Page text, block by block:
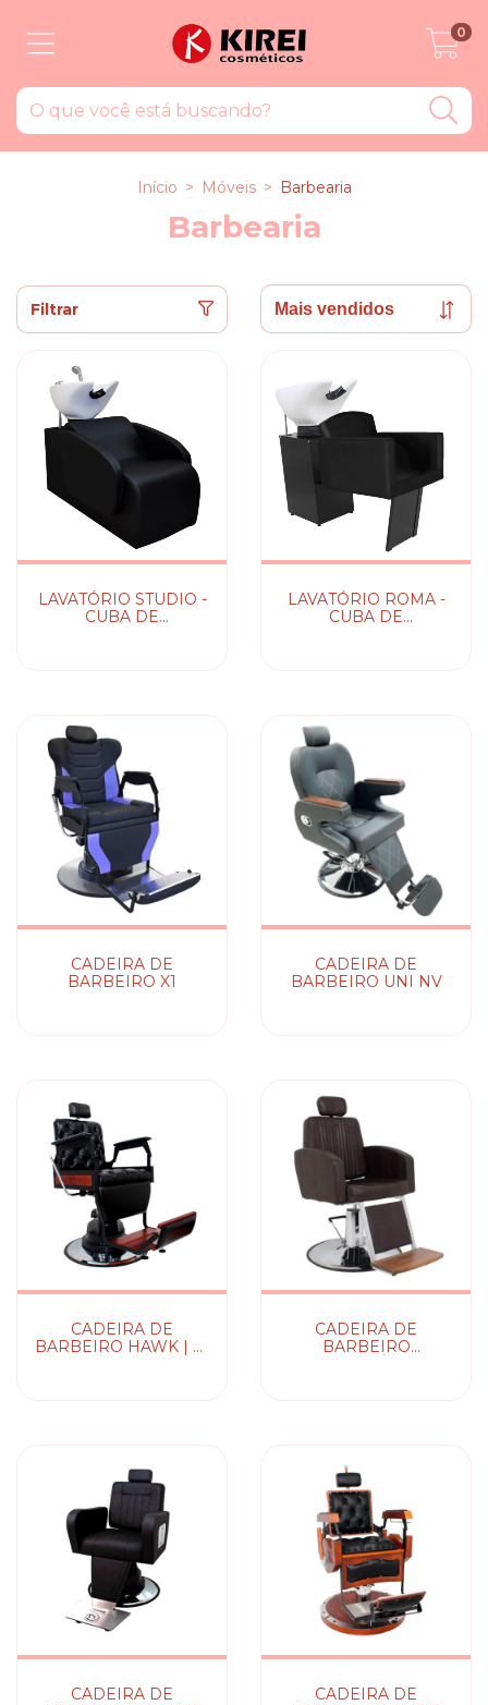
0
Início > Móveis > Barbearia
Barbearia
Filtrar
LAVATÓRIO STUDIO -
CUBA DE
LAVATÓRIO ROMA -
CUBA DE
CADEIRA DE
BARBEIRO X1
CADEIRA DE
BARBEIRO UNI NV
CADEIRA DE
BARBEIRO HAWK | C/
CADEIRA DE
BARBEIRO
CADEIRA DE
CADEIRA DE